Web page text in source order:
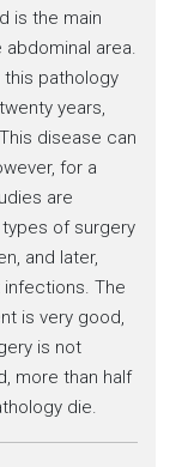
is the main
area.
pathology
years,
disease can
for a
are
of surgery
and later,
The
is very good,
is not
more than half
die.